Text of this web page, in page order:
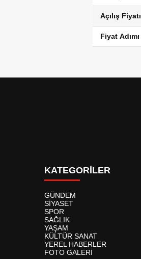
Açılış Fiyatı
Fiyat Adımı
KATEGORİLER
GÜNDEM
SİYASET
SPOR
SAĞLIK
YAŞAM
KÜLTÜR SANAT
YEREL HABERLER
FOTO GALERİ